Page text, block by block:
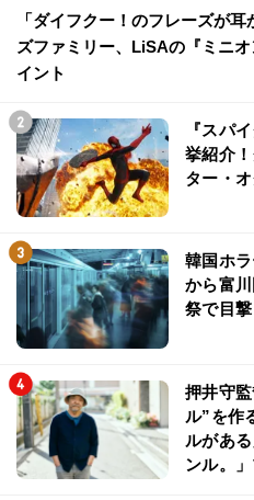
「ダイフクー！のフレーズが
ズファミリー、LiSAの『ミニ
イント
『スパ
挙紹介
ター・
韓国ホ
から富
祭で目
押井守
ル”を作
ルがあ
ンル。」